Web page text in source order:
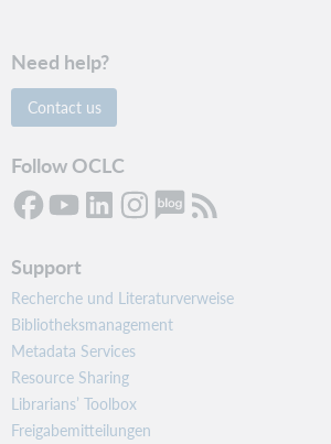
Need help?
Contact us
Follow OCLC
Support
Recherche und Literaturverweise
Bibliotheksmanagement
Metadata Services
Resource Sharing
Librarians’ Toolbox
Freigabemitteilungen